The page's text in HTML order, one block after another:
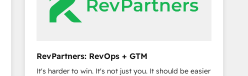
RevPartners: RevOps + GTM
It's harder to win. It's not just you. It should be easier